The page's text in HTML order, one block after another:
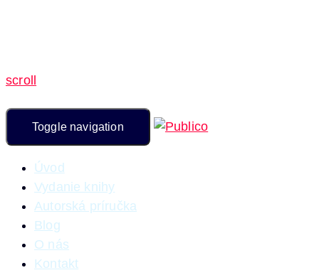
scroll
Toggle navigation
Úvod
Vydanie knihy
Autorská príručka
Blog
O nás
Kontakt